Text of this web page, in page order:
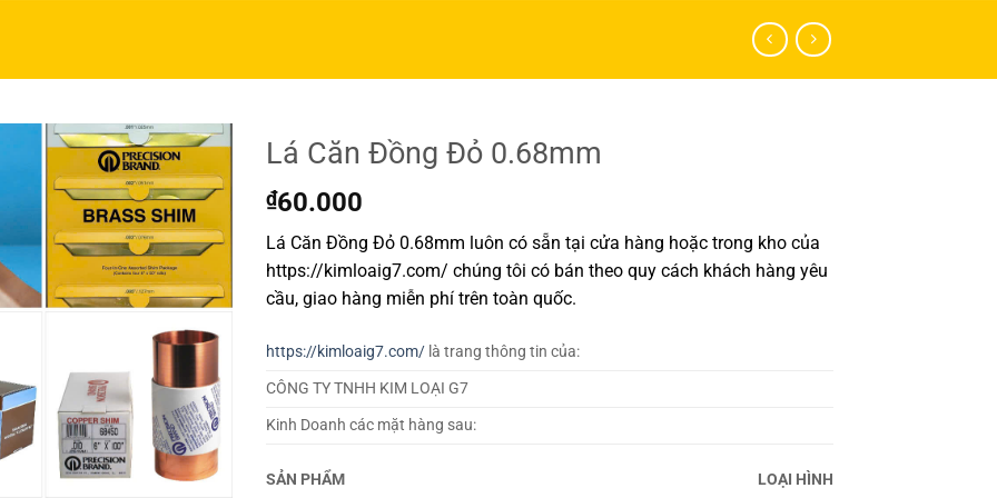
Lá Căn Đồng Đỏ 0.68mm
₫60.000
Lá Căn Đồng Đỏ 0.68mm luôn có sẵn tại cửa hàng hoặc trong kho của
https://kimloaig7.com/ chúng tôi có bán theo quy cách khách hàng yêu
cầu, giao hàng miễn phí trên toàn quốc.
https://kimloaig7.com/ là trang thông tin của:
CÔNG TY TNHH KIM LOẠI G7
Kinh Doanh các mặt hàng sau:
SẢN PHẨM LOẠI HÌNH